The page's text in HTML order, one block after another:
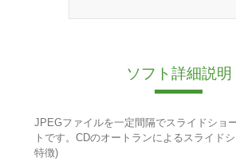
ソフト詳細説明
JPEGファイルを一定間隔でスライドショ
トです。CDのオートランによるスライドシ
特徴)